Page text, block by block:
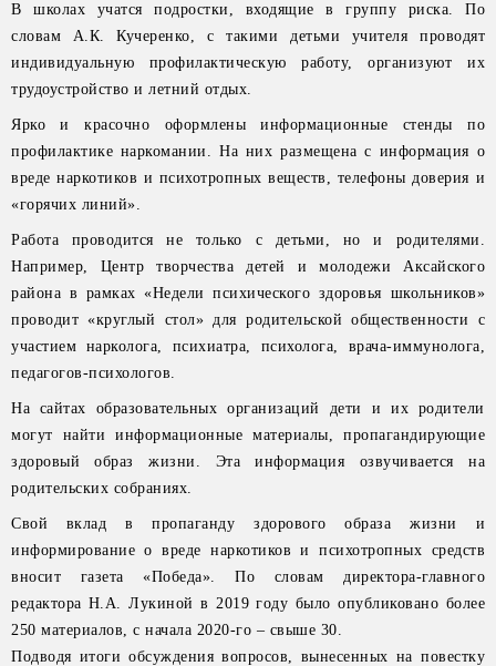
В школах учатся подростки, входящие в группу риска. По
словам А.К. Кучеренко, с такими детьми учителя проводят
индивидуальную профилактическую работу, организуют их
трудоустройство и летний отдых.
Ярко и красочно оформлены информационные стенды по
профилактике наркомании. На них размещена с информация о
вреде наркотиков и психотропных веществ, телефоны доверия и
«горячих линий».
Работа проводится не только с детьми, но и родителями.
Например, Центр творчества детей и молодежи Аксайского
района в рамках «Недели психического здоровья школьников»
проводит «круглый стол» для родительской общественности с
участием нарколога, психиатра, психолога, врача-иммунолога,
педагогов-психологов.
На сайтах образовательных организаций дети и их родители
могут найти информационные материалы, пропагандирующие
здоровый образ жизни. Эта информация озвучивается на
родительских собраниях.
Свой вклад в пропаганду здорового образа жизни и
информирование о вреде наркотиков и психотропных средств
вносит газета «Победа». По словам директора-главного
редактора Н.А. Лукиной в 2019 году было опубликовано более
250 материалов, с начала 2020-го – свыше 30.
Подводя итоги обсуждения вопросов, вынесенных на повестку